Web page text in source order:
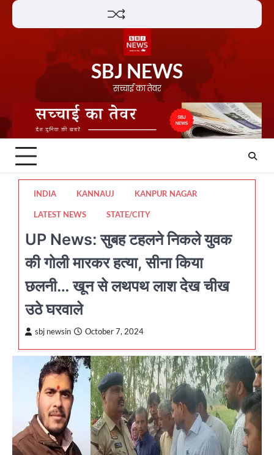
Skip
SBJ NEWS
सच्चाई का तेवर
INDIA KANNAUJ KANPUR NAGAR
LATEST NEWS STATE/CITY
UP News: सुबह टहलने निकले युवक
की गोली मारकर हत्या, सीना किया
छलनी… खून से लथपथ लाश देख चीख
उठे घरवाले
sbj newsin October 7, 2024